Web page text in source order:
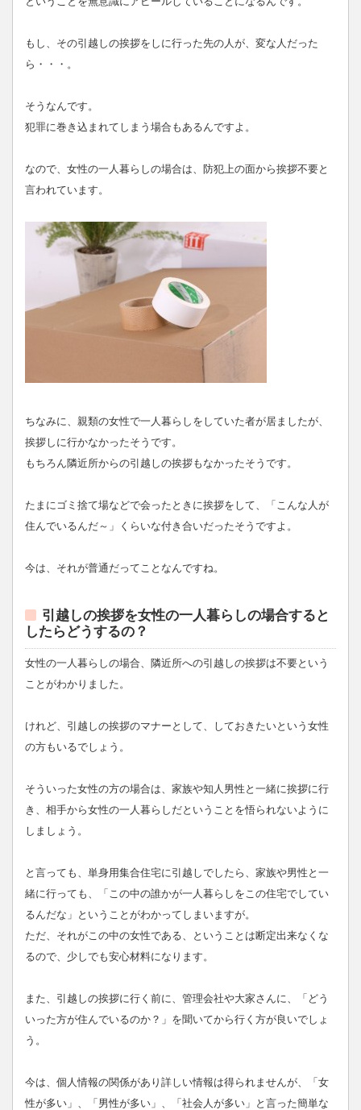
もし、その引越しの挨拶をしに行った先の人が、変な人だった
ら・・・。
そうなんです。
犯罪に巻き込まれてしまう場合もあるんですよ。
なので、女性の一人暮らしの場合は、防犯上の面から挨拶不要と
言われています。
ちなみに、親類の女性で一人暮らしをしていた者が居ましたが、
挨拶しに行かなかったそうです。
もちろん隣近所からの引越しの挨拶もなかったそうです。
たまにゴミ捨て場などで会ったときに挨拶をして、「こんな人が
住んでいるんだ～」くらいな付き合いだったそうですよ。
今は、それが普通だってことなんですね。
引越しの挨拶を女性の一人暮らしの場合すると
したらどうするの？
女性の一人暮らしの場合、隣近所への引越しの挨拶は不要という
ことがわかりました。
けれど、引越しの挨拶のマナーとして、しておきたいという女性
の方もいるでしょう。
そういった女性の方の場合は、家族や知人男性と一緒に挨拶に行
き、相手から女性の一人暮らしだということを悟られないように
しましょう。
と言っても、単身用集合住宅に引越しでしたら、家族や男性と一
緒に行っても、「この中の誰かが一人暮らしをこの住宅でしてい
るんだな」ということがわかってしまいますが。
ただ、それがこの中の女性である、ということは断定出来なくな
るので、少しでも安心材料になります。
また、引越しの挨拶に行く前に、管理会社や大家さんに、「どう
いった方が住んでいるのか？」を聞いてから行く方が良いでしょ
う。
今は、個人情報の関係があり詳しい情報は得られませんが、「女
性が多い」、「男性が多い」、「社会人が多い」と言った簡単な